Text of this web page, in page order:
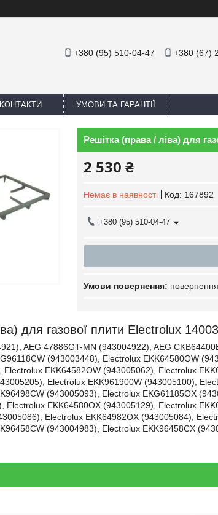
+380 (95) 510-04-47 +380 (67)
КОНТАКТИ УМОВИ ТА ГАРАНТІЇ
Решітка (права / ліва) для
2 530 ₴
Немає в наявності Код: 167892
+380 (95) 510-04-47
для газової плити Electrolux
AEG 47886GT-MN (943004922), AEG
(943003448), Electrolux EKK64580OW
EKK64582OW (943005062), Electrolux
Electrolux EKK961900W (943005100),
(943005093), Electrolux EKG61185OX
Electrolux EKK64580OX (943005129), Electrolux
Electrolux EKK64982OX (943005084),
(943004983), Electrolux EKK96458CX